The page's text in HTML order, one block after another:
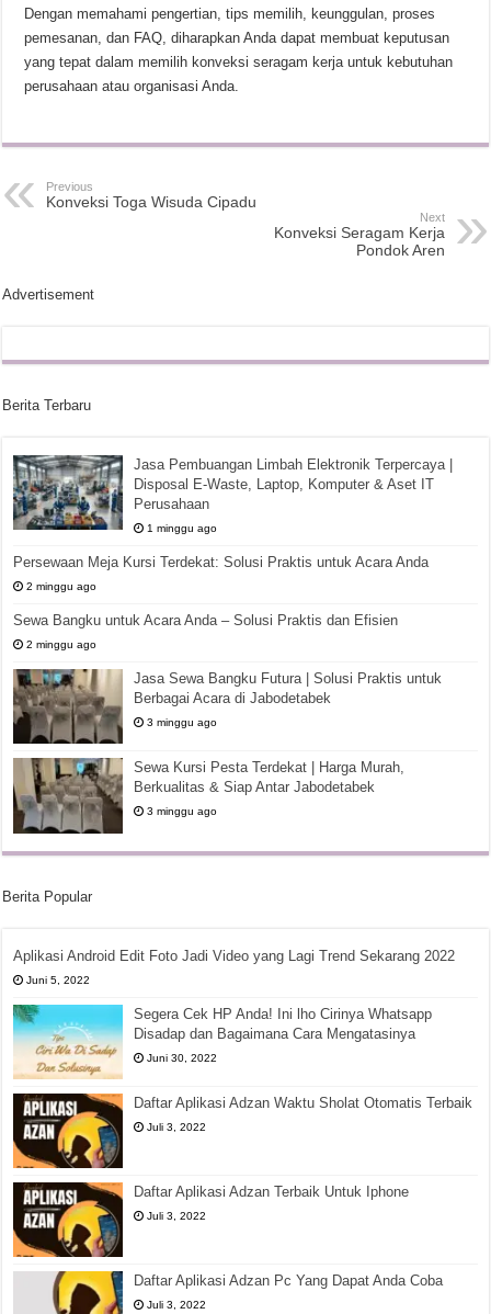
Dengan memahami pengertian, tips memilih, keunggulan, proses
pemesanan, dan FAQ, diharapkan Anda dapat membuat keputusan
yang tepat dalam memilih konveksi seragam kerja untuk kebutuhan
perusahaan atau organisasi Anda.
Previous
Konveksi Toga Wisuda Cipadu
Next
Konveksi Seragam Kerja
Pondok Aren
Advertisement
Berita Terbaru
Jasa Pembuangan Limbah Elektronik Terpercaya |
Disposal E-Waste, Laptop, Komputer & Aset IT
Perusahaan
1 minggu ago
Persewaan Meja Kursi Terdekat: Solusi Praktis untuk Acara Anda
2 minggu ago
Sewa Bangku untuk Acara Anda – Solusi Praktis dan Efisien
2 minggu ago
Jasa Sewa Bangku Futura | Solusi Praktis untuk
Berbagai Acara di Jabodetabek
3 minggu ago
Sewa Kursi Pesta Terdekat | Harga Murah,
Berkualitas & Siap Antar Jabodetabek
3 minggu ago
Berita Popular
Aplikasi Android Edit Foto Jadi Video yang Lagi Trend Sekarang 2022
Juni 5, 2022
Segera Cek HP Anda! Ini lho Cirinya Whatsapp
Disadap dan Bagaimana Cara Mengatasinya
Juni 30, 2022
Daftar Aplikasi Adzan Waktu Sholat Otomatis Terbaik
Juli 3, 2022
Daftar Aplikasi Adzan Terbaik Untuk Iphone
Juli 3, 2022
Daftar Aplikasi Adzan Pc Yang Dapat Anda Coba
Juli 3, 2022